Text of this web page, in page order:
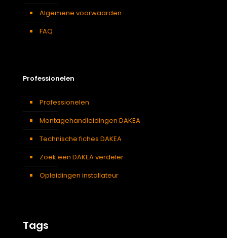
Algemene voorwaarden
FAQ
Professionelen
Professionelen
Montagehandleidingen DAKEA
Technische fiches DAKEA
Zoek een DAKEA verdeler
Opleidingen installateur
Tags